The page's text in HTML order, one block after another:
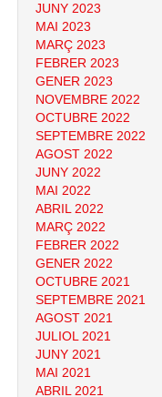
JUNY 2023
MAI 2023
MARÇ 2023
FEBRER 2023
GENER 2023
NOVEMBRE 2022
OCTUBRE 2022
SEPTEMBRE 2022
AGOST 2022
JUNY 2022
MAI 2022
ABRIL 2022
MARÇ 2022
FEBRER 2022
GENER 2022
OCTUBRE 2021
SEPTEMBRE 2021
AGOST 2021
JULIOL 2021
JUNY 2021
MAI 2021
ABRIL 2021